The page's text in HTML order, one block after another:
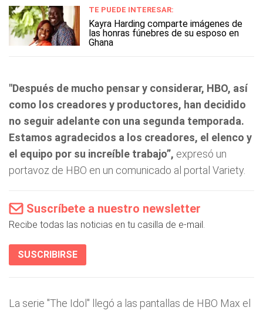
TE PUEDE INTERESAR:
Kayra Harding comparte imágenes de
las honras fúnebres de su esposo en
Ghana
"Después de mucho pensar y considerar, HBO, así
como los creadores y productores, han decidido
no seguir adelante con una segunda temporada.
Estamos agradecidos a los creadores, el elenco y
el equipo por su increíble trabajo”, expresó un
portavoz de HBO en un comunicado al portal Variety.
Suscríbete a nuestro newsletter
Recibe todas las noticias en tu casilla de e-mail.
SUSCRIBIRSE
La serie "The Idol" llegó a las pantallas de HBO Max el